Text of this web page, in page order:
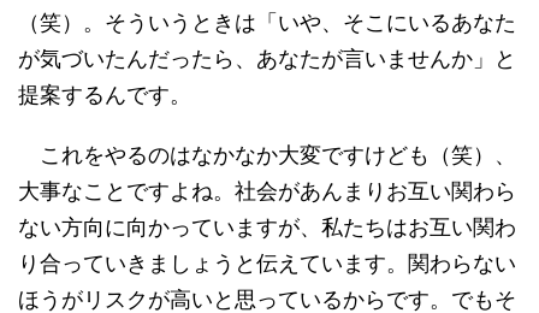
（笑）。そういうときは「いや、そこにいるあなた
が気づいたんだったら、あなたが言いませんか」と
提案するんです。
これをやるのはなかなか大変ですけども（笑）、
大事なことですよね。社会があんまりお互い関わら
ない方向に向かっていますが、私たちはお互い関わ
り合っていきましょうと伝えています。関わらない
ほうがリスクが高いと思っているからです。でもそ